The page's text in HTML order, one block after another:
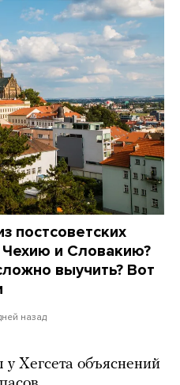
постсоветских
Чехию и Словакию?
выучить? Вот
назад
Хегсета объяснений